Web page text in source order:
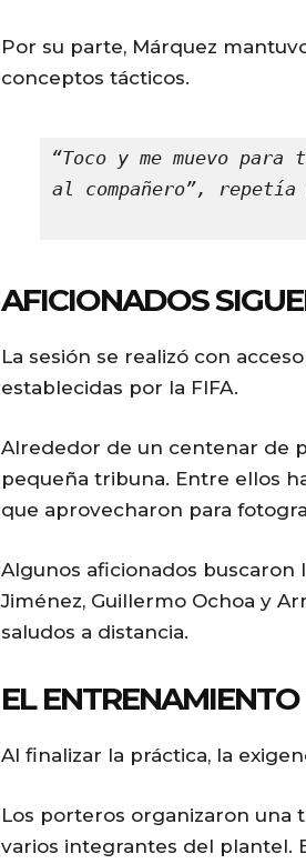
Por su parte, Márquez
conceptos tácticos.
“Toco y me muevo
al compañero”,
AFICIONADOS
La sesión se realizó con
establecidas por la FIFA.
Alrededor de un centenar de
pequeña tribuna. Entre ellos
que aprovecharon para
Algunos aficionados buscaron
Jiménez, Guillermo Ochoa y
saludos a distancia.
EL
Al finalizar la práctica, la
Los porteros organizaron una
varios integrantes del plantel.